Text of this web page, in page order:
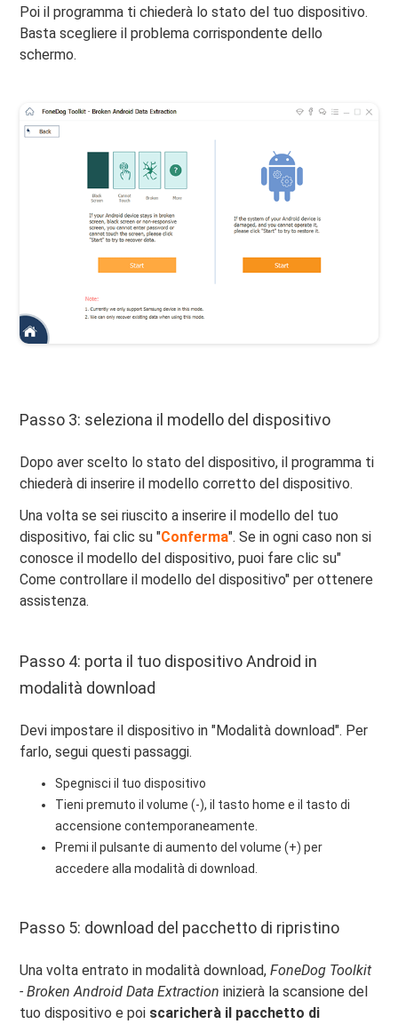
Poi il programma ti chiederà lo stato del tuo dispositivo.
Basta scegliere il problema corrispondente dello
schermo.
Passo 3: seleziona il modello del dispositivo
Dopo aver scelto lo stato del dispositivo, il programma ti
chiederà di inserire il modello corretto del dispositivo.
Una volta se sei riuscito a inserire il modello del tuo
dispositivo, fai clic su "Conferma". Se in ogni caso non si
conosce il modello del dispositivo, puoi fare clic su"
Come controllare il modello del dispositivo" per ottenere
assistenza.
Passo 4: porta il tuo dispositivo Android in
modalità download
Devi impostare il dispositivo in "Modalità download". Per
farlo, segui questi passaggi.
Spegnisci il tuo dispositivo
Tieni premuto il volume (-), il tasto home e il tasto di
accensione contemporaneamente.
Premi il pulsante di aumento del volume (+) per
accedere alla modalità di download.
Passo 5: download del pacchetto di ripristino
Una volta entrato in modalità download, FoneDog Toolkit
- Broken Android Data Extraction inizierà la scansione del
tuo dispositivo e poi scaricherà il pacchetto di